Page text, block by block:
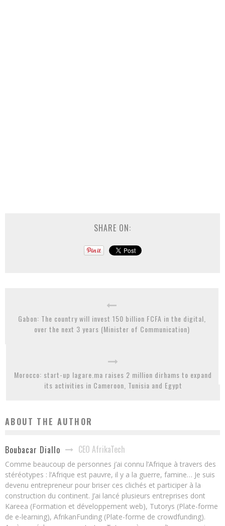
SHARE ON:
Gabon: The country will invest 150 billion FCFA in the digital,
over the next 3 years (Minister of Communication)
Morocco: start-up lagare.ma raises 2 million dirhams to expand
its activities in Cameroon, Tunisia and Egypt
ABOUT THE AUTHOR
Boubacar Diallo CEO AfrikaTech
Comme beaucoup de personnes j’ai connu l’Afrique à travers des
stéréotypes : l’Afrique est pauvre, il y a la guerre, famine… Je suis
devenu entrepreneur pour briser ces clichés et participer à la
construction du continent. J’ai lancé plusieurs entreprises dont
Kareea (Formation et développement web), Tutorys (Plate-forme
de e-learning), AfrikanFunding (Plate-forme de crowdfunding).